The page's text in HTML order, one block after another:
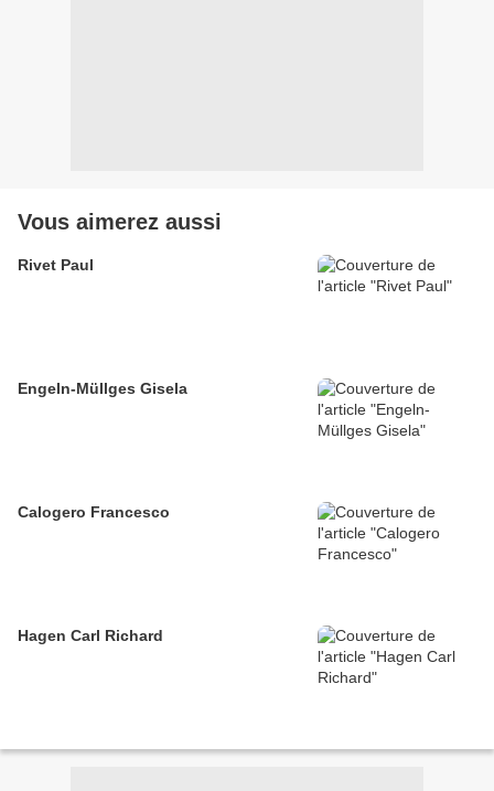
Vous aimerez aussi
Rivet Paul
Engeln-Müllges Gisela
Calogero Francesco
Hagen Carl Richard